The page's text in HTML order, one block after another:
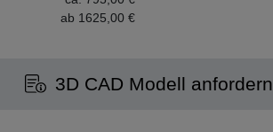
ab 1625,00 €
3D CAD Modell anfordern